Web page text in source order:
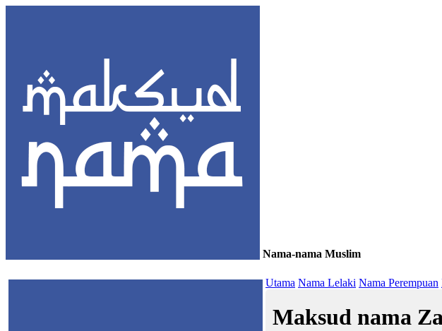
Nama-nama Muslim
Utama Nama Lelaki Nama Perempuan
Maksud nama